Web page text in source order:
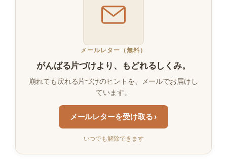
メールレター（無料）
がんばる片づけより、もどれるしくみ。
崩れても戻れる片づけのヒントを、メールでお届けし
ています。
メールレターを受け取る ›
いつでも解除できます